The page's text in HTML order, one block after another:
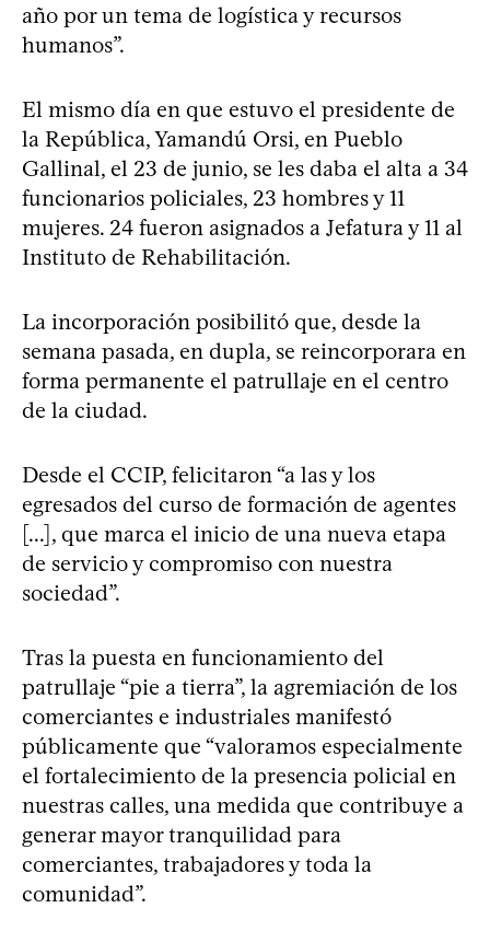
año por un tema de logística y recursos
humanos”.
El mismo día en que estuvo el presidente de
la República, Yamandú Orsi, en Pueblo
Gallinal, el 23 de junio, se les daba el alta a 34
funcionarios policiales, 23 hombres y 11
mujeres. 24 fueron asignados a Jefatura y 11 al
Instituto de Rehabilitación.
La incorporación posibilitó que, desde la
semana pasada, en dupla, se reincorporara en
forma permanente el patrullaje en el centro
de la ciudad.
Desde el CCIP, felicitaron “a las y los
egresados del curso de formación de agentes
[...], que marca el inicio de una nueva etapa
de servicio y compromiso con nuestra
sociedad”.
Tras la puesta en funcionamiento del
patrullaje “pie a tierra”, la agremiación de los
comerciantes e industriales manifestó
públicamente que “valoramos especialmente
el fortalecimiento de la presencia policial en
nuestras calles, una medida que contribuye a
generar mayor tranquilidad para
comerciantes, trabajadores y toda la
comunidad”.